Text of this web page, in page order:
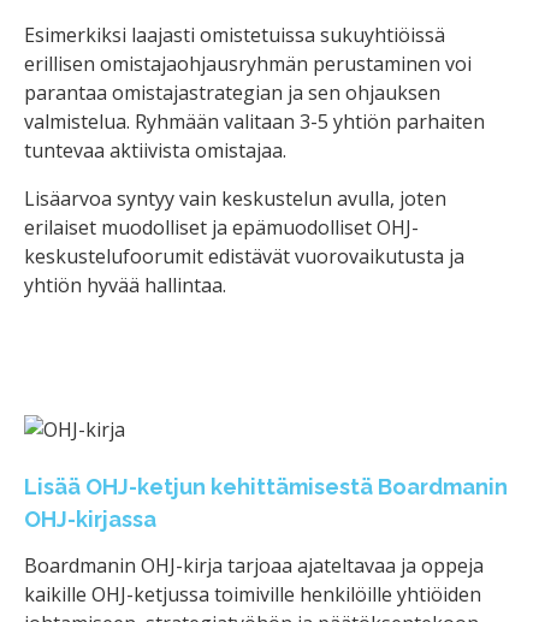
Esimerkiksi laajasti omistetuissa sukuyhtiöissä
erillisen omistajaohjausryhmän perustaminen voi
parantaa omistajastrategian ja sen ohjauksen
valmistelua. Ryhmään valitaan 3-5 yhtiön parhaiten
tuntevaa aktiivista omistajaa.
Lisäarvoa syntyy vain keskustelun avulla, joten
erilaiset muodolliset ja epämuodolliset OHJ-
keskustelufoorumit edistävät vuorovaikutusta ja
yhtiön hyvää hallintaa.
Lisää OHJ-ketjun kehittämisestä Boardmanin
OHJ-kirjassa
Boardmanin OHJ-kirja tarjoaa ajateltavaa ja oppeja
kaikille OHJ-ketjussa toimiville henkilöille yhtiöiden